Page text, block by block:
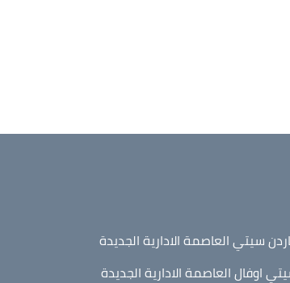
سيتي العاصمة الادارية الجديدة
اوفال العاصمة الادارية الجديدة